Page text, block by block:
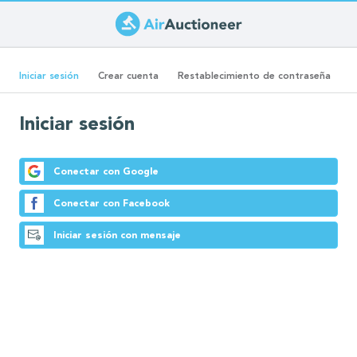
al
contenido
principal
Solapas
Iniciar sesión (solapa
activa)
Crear cuenta Restablecimiento de contraseña
Iniciar sesión
Conectar con Google
Conectar con Facebook
Iniciar sesión con mensaje